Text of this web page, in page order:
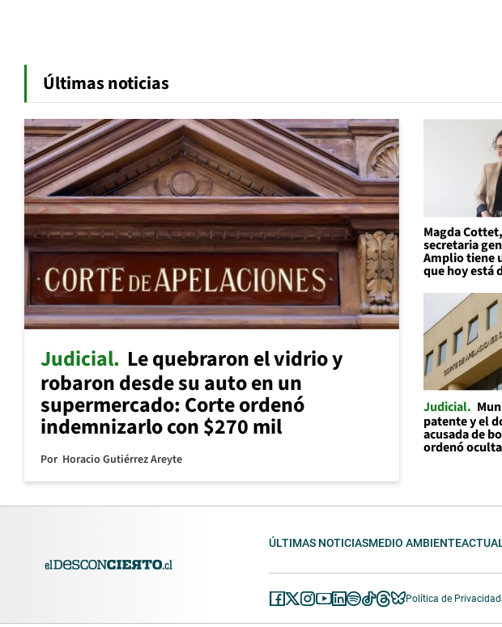
Últimas noticias
Judicial Le quebraron el vidrio y
robaron desde su auto en un
supermercado: Corte ordenó
indemnizarlo con $270 mil
Por Horacio Gutiérrez Areyte
Magda
secretaria
Amplio tiene
que hoy está
Judicial
patente y el
acusada de
ordenó
ÚLTIMAS NOTICIASMEDIO AMBIENTE
Política de Privacidad